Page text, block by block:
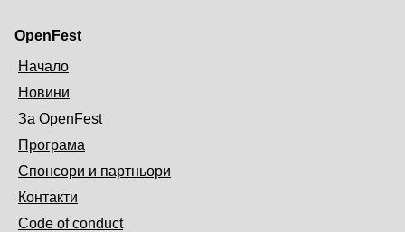
OpenFest
Начало
Новини
За OpenFest
Програма
Спонсори и партньори
Контакти
Code of conduct